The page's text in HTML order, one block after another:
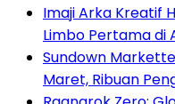
Imaji Arka Kreatif
Limbo Pertama di
Sundown
Maret, Ribuan